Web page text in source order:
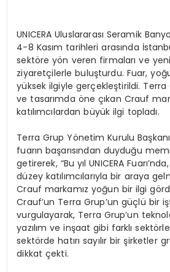
UNICERA Uluslararası Seramik
4-8 Kasım tarihleri arasında
sektöre yön veren firmaları ve
ziyaretçilerle buluşturdu. Fuar,
yüksek ilgiyle gerçekleştirildi.
ve tasarımda öne çıkan Crauf
katılımcılardan büyük ilgi topladı.
Terra Grup Yönetim Kurulu
fuarın başarısından duyduğu
getirerek, “Bu yıl UNICERA
düzey katılımcılarıyla bir araya
Crauf markamız yoğun bir ilgi
Crauf’un Terra Grup’un güçlü bir
vurgulayarak, Terra Grup’un
yazılım ve inşaat gibi farklı
sektörde hatırı sayılır bir şirketler
dikkat çekti.